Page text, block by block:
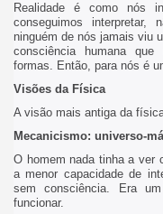
Realidade é como nós
conseguimos interpretar,
ninguém de nós jamais viu
consciência humana que
formas. Então, para nós é
Visões da Física
A visão mais antiga da
Mecanicismo: universo-
O homem nada tinha a ver
a menor capacidade de
sem consciência. Era
funcionar.